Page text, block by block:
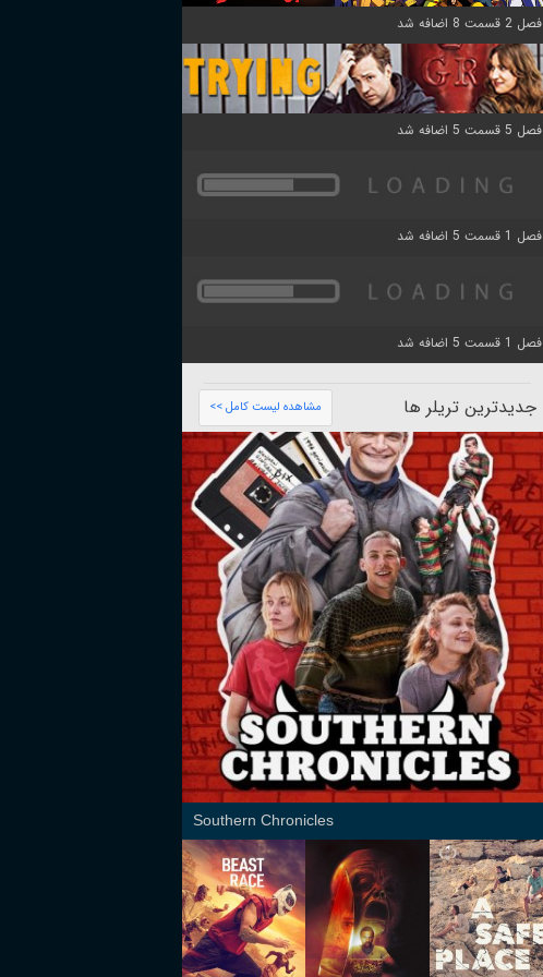
فصل 2 قسمت 8 اضافه شد
فصل 5 قسمت 5 اضافه شد
فصل 1 قسمت 5 اضافه شد
فصل 1 قسمت 5 اضافه شد
جدیدترین تریلر ها مشاهده لیست کامل >>
Southern Chronicles